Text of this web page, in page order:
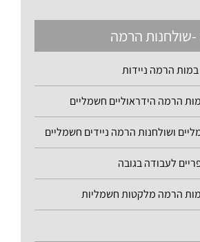
שולחנות הרמה
הרמה ניידות
הרמה הידראוליים חשמליים
ושולחנות הרמה ניידים חשמליים
לעבודה בגובה
הרמה מלקטות חשמליות